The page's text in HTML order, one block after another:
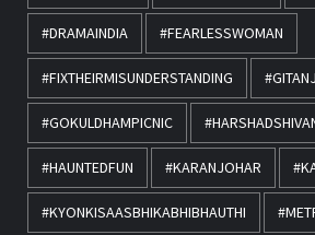
#DRAMAINDIA #FEARLESSWOMAN
#FIXTHEIRMISUNDERSTANDING
#GOKULDHAMPICNIC
#HAUNTEDFUN #KARANJOHAR
#KYONKISAASBHIKABHIBHAUTHI